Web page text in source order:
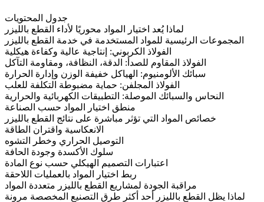
جدول المحتويات
لماذا يُعد اختيار المواد محوريًا لأداء القطع بالليزر
المجموعات الرئيسية للمواد المستخدمة في خدمة القطع بالليزر
الفولاذ الكربوني: إنتاجية عالية وكفاءة هيكلية
الفولاذ المقاوم للصدأ: الدقة، النظافة، ومقاومة التآكل
سبائك الألومنيوم: الهياكل خفيفة الوزن وإدارة الحرارة
الفولاذ المجلفن: حماية مضبوطة التكلفة للعلب
النحاس والسبائك الموصلة: التطبيقات الكهربائية والحرارية
منطق اختيار المواد حسب الصناعة
خصائص المواد التي تؤثر مباشرة على نتائج القطع بالليزر
الانعكاسية واقتران الطاقة
التوصيل الحراري وخطر التشوه
سلوك الأكسدة وجودة الحافة
اعتبارات التصميم الهيكلي حسب نوع المادة
ربط اختيار المواد بالعمليات اللاحقة
مراقبة الجودة لمشاريع القطع بالليزر متعددة المواد
لماذا يظل القطع بالليزر أحد أكثر طرق التصنيع المخصصة مرونة